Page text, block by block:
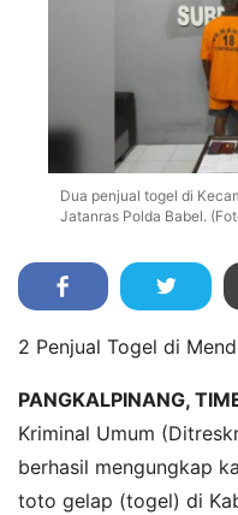
Dua penjual togel di
Jatanras Polda Babel.
2 Penjual Togel di
PANGKALPINANG,
Kriminal Umum
berhasil mengungkap
toto gelap (togel) di